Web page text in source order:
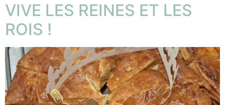
VIVE LES REINES ET LES
ROIS !